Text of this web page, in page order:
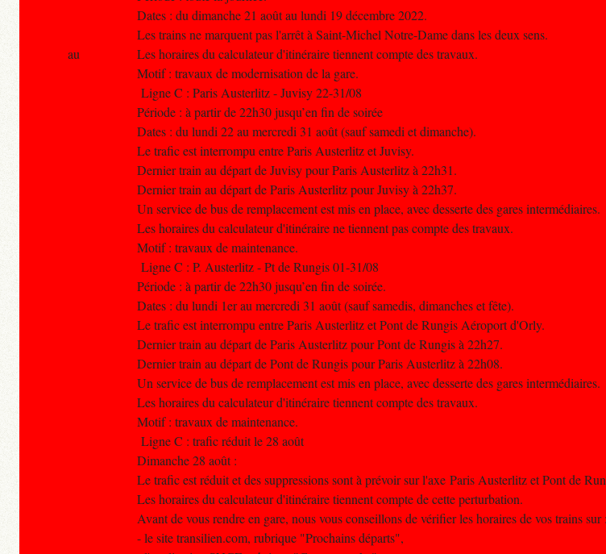
Dates : du dimanche 21 août au lundi 19 décembre 2022.
Les trains ne marquent pas l'arrêt à Saint-Michel Notre-Dame dans les deux sens.
Les horaires du calculateur d'itinéraire tiennent compte des travaux.
Motif : travaux de modernisation de la gare.
Ligne C : Paris Austerlitz - Juvisy 22-31/08
Période : à partir de 22h30 jusqu’en fin de soirée
Dates : du lundi 22 au mercredi 31 août (sauf samedi et dimanche).
Le trafic est interrompu entre Paris Austerlitz et Juvisy.
Dernier train au départ de Juvisy pour Paris Austerlitz à 22h31.
Dernier train au départ de Paris Austerlitz pour Juvisy à 22h37.
Un service de bus de remplacement est mis en place, avec desserte des gares intermédiaires.
Les horaires du calculateur d'itinéraire ne tiennent pas compte des travaux.
Motif : travaux de maintenance.
Ligne C : P. Austerlitz - Pt de Rungis 01-31/08
Période : à partir de 22h30 jusqu’en fin de soirée.
Dates : du lundi 1er au mercredi 31 août (sauf samedis, dimanches et fête).
Le trafic est interrompu entre Paris Austerlitz et Pont de Rungis Aéroport d'Orly.
Dernier train au départ de Paris Austerlitz pour Pont de Rungis à 22h27.
Dernier train au départ de Pont de Rungis pour Paris Austerlitz à 22h08.
Un service de bus de remplacement est mis en place, avec desserte des gares intermédiaires.
Les horaires du calculateur d'itinéraire tiennent compte des travaux.
Motif : travaux de maintenance.
Ligne C : trafic réduit le 28 août
Dimanche 28 août :
Le trafic est réduit et des suppressions sont à prévoir sur l'axe Paris Austerlitz et Pont de
Les horaires du calculateur d'itinéraire tiennent compte de cette perturbation.
Avant de vous rendre en gare, nous vous conseillons de vérifier les horaires de vos trains sur :
- le site transilien.com, rubrique "Prochains départs",
au